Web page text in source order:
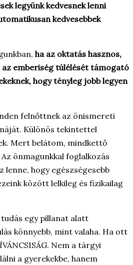
legyünk kedvesnek lenni
kedvesebbek
ha az oktatás hasznos,
az emberiség túlélését támogató
hogy tényleg jobb legyen
felnőttnek az önismereti
Különös tekintettel
Mert belátom, mindkettő
önmagunkkal foglalkozás
lenne, hogy egészségesebb
között lelkileg és fizikailag
egy pillanat alatt
könnyebb, mint valaha. Ha ott
Nem a tárgyi
a gyerekekbe, hanem